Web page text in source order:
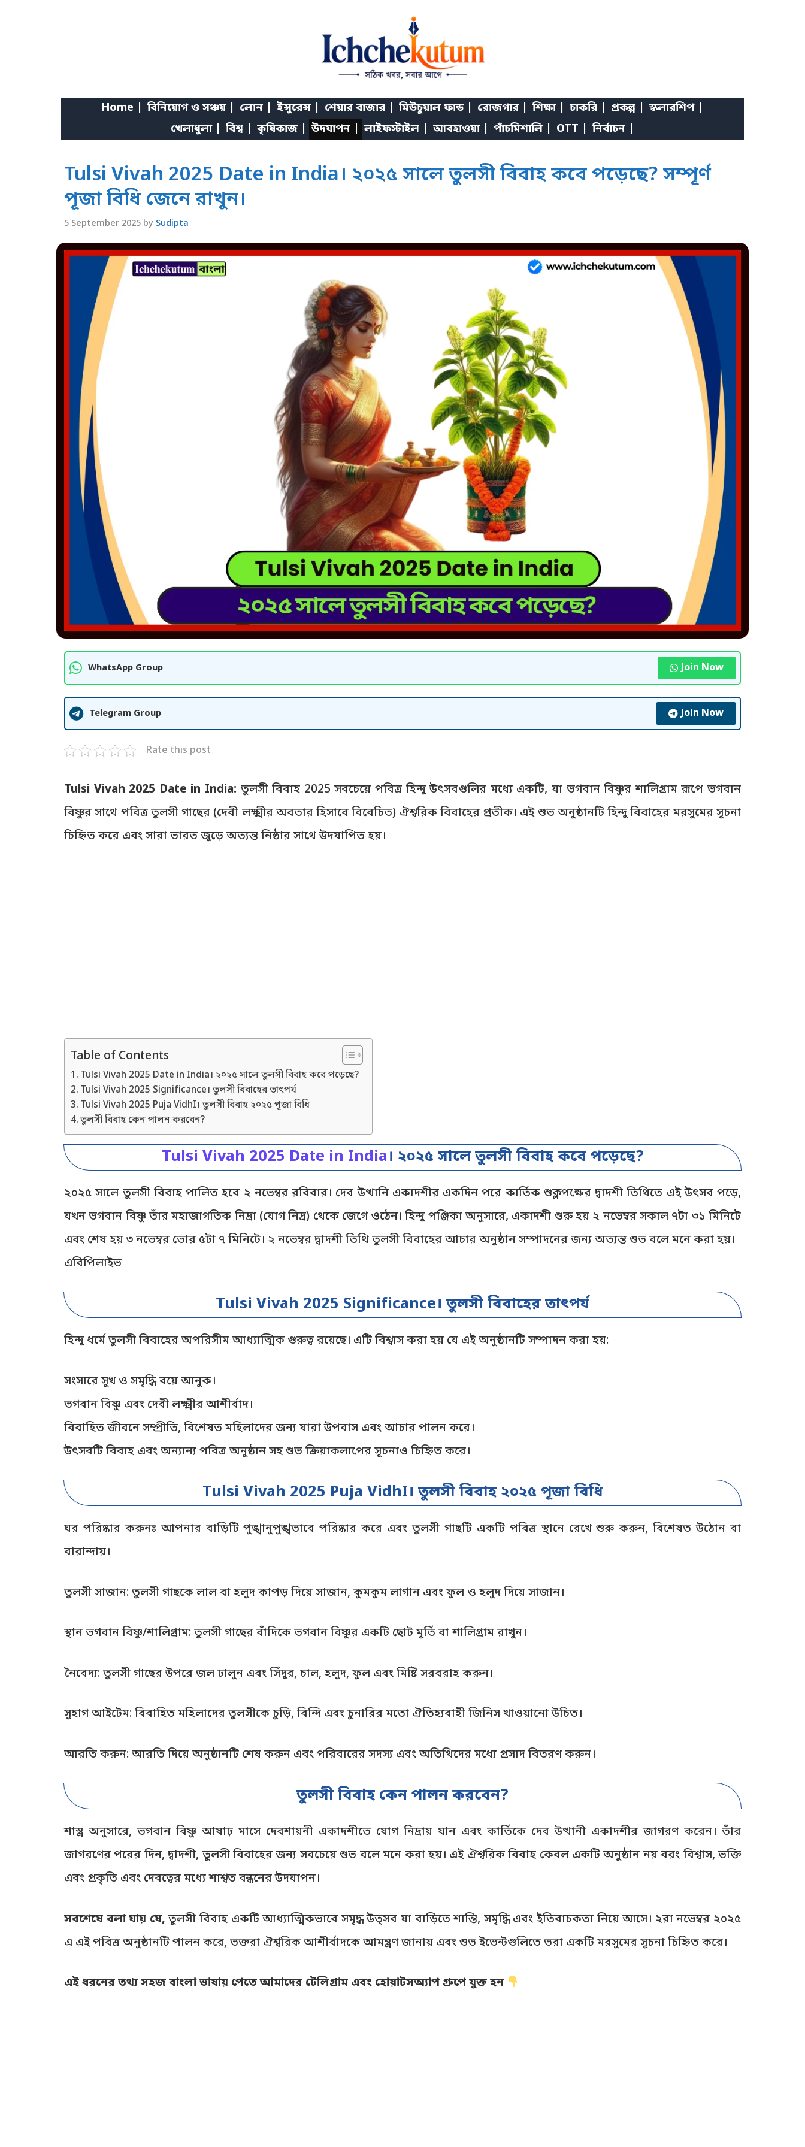
Home | বিনিয়োগ ও সঞ্চয় | লোন | ইন্সুরেন্স | শেয়ার বাজার | মিউচুয়াল ফান্ড | রোজগার | শিক্ষা | চাকরি | প্রকল্প |
স্কলারশিপ |
খেলাধুলা |
বিশ্ব | কৃষিকাজ | উদযাপন | লাইফস্টাইল | আবহাওয়া | পাঁচমিশালি | OTT | নির্বাচন |
Tulsi Vivah 2025 Date in India। ২০২৫ সালে তুলসী বিবাহ কবে পড়েছে? সম্পূর্ণ
পূজা বিধি জেনে রাখুন।
5 September 2025 by Sudipta
WhatsApp Group Join Now
Telegram Group Join Now
Rate this post
Tulsi Vivah 2025 Date in India: তুলসী বিবাহ 2025 সবচেয়ে পবিত্র হিন্দু উৎসবগুলির মধ্যে একটি, যা ভগবান বিষ্ণুর শালিগ্রাম রূপে ভগবান
বিষ্ণুর সাথে পবিত্র তুলসী গাছের (দেবী লক্ষ্মীর অবতার হিসাবে বিবেচিত) ঐশ্বরিক বিবাহের প্রতীক। এই শুভ অনুষ্ঠানটি হিন্দু বিবাহের মরসুমের সূচনা
চিহ্নিত করে এবং সারা ভারত জুড়ে অত্যন্ত নিষ্ঠার সাথে উদযাপিত হয়।
Table of Contents
Tulsi Vivah 2025 Date in India। ২০২৫ সালে তুলসী বিবাহ কবে পড়েছে?
Tulsi Vivah 2025 Significance। তুলসী বিবাহের তাৎপর্য
Tulsi Vivah 2025 Puja VidhI। তুলসী বিবাহ ২০২৫ পূজা বিধি
তুলসী বিবাহ কেন পালন করবেন?
Tulsi Vivah 2025 Date in India। ২০২৫ সালে তুলসী বিবাহ কবে পড়েছে?
২০২৫ সালে তুলসী বিবাহ পালিত হবে ২ নভেম্বর রবিবার। দেব উত্থানি একাদশীর একদিন পরে কার্তিক শুক্লপক্ষের দ্বাদশী তিথিতে এই উৎসব পড়ে,
যখন ভগবান বিষ্ণু তাঁর মহাজাগতিক নিদ্রা (যোগ নিদ্র) থেকে জেগে ওঠেন। হিন্দু পঞ্জিকা অনুসারে, একাদশী শুরু হয় ২ নভেম্বর সকাল ৭টা ৩১ মিনিটে
এবং শেষ হয় ৩ নভেম্বর ভোর ৫টা ৭ মিনিটে। ২ নভেম্বর দ্বাদশী তিথি তুলসী বিবাহের আচার অনুষ্ঠান সম্পাদনের জন্য অত্যন্ত শুভ বলে মনে করা হয়।
এবিপিলাইভ
Tulsi Vivah 2025 Significance। তুলসী বিবাহের তাৎপর্য
হিন্দু ধর্মে তুলসী বিবাহের অপরিসীম আধ্যাত্মিক গুরুত্ব রয়েছে। এটি বিশ্বাস করা হয় যে এই অনুষ্ঠানটি সম্পাদন করা হয়:
সংসারে সুখ ও সমৃদ্ধি বয়ে আনুক।
ভগবান বিষ্ণু এবং দেবী লক্ষ্মীর আশীর্বাদ।
বিবাহিত জীবনে সম্প্রীতি, বিশেষত মহিলাদের জন্য যারা উপবাস এবং আচার পালন করে।
উৎসবটি বিবাহ এবং অন্যান্য পবিত্র অনুষ্ঠান সহ শুভ ক্রিয়াকলাপের সূচনাও চিহ্নিত করে।
Tulsi Vivah 2025 Puja VidhI। তুলসী বিবাহ ২০২৫ পূজা বিধি
ঘর পরিষ্কার করুনঃ আপনার বাড়িটি পুঙ্খানুপুঙ্খভাবে পরিষ্কার করে এবং তুলসী গাছটি একটি পবিত্র স্থানে রেখে শুরু করুন, বিশেষত উঠোন বা
বারান্দায়।
তুলসী সাজান: তুলসী গাছকে লাল বা হলুদ কাপড় দিয়ে সাজান, কুমকুম লাগান এবং ফুল ও হলুদ দিয়ে সাজান।
স্থান ভগবান বিষ্ণু/শালিগ্রাম: তুলসী গাছের বাঁদিকে ভগবান বিষ্ণুর একটি ছোট মূর্তি বা শালিগ্রাম রাখুন।
নৈবেদ্য: তুলসী গাছের উপরে জল ঢালুন এবং সিঁদুর, চাল, হলুদ, ফুল এবং মিষ্টি সরবরাহ করুন।
সুহাগ আইটেম: বিবাহিত মহিলাদের তুলসীকে চুড়ি, বিন্দি এবং চুনারির মতো ঐতিহ্যবাহী জিনিস খাওয়ানো উচিত।
আরতি করুন: আরতি দিয়ে অনুষ্ঠানটি শেষ করুন এবং পরিবারের সদস্য এবং অতিথিদের মধ্যে প্রসাদ বিতরণ করুন।
তুলসী বিবাহ কেন পালন করবেন?
শাস্ত্র অনুসারে, ভগবান বিষ্ণু আষাঢ় মাসে দেবশায়নী একাদশীতে যোগ নিদ্রায় যান এবং কার্তিকে দেব উত্থানী একাদশীর জাগরণ করেন। তাঁর
জাগরণের পরের দিন, দ্বাদশী, তুলসী বিবাহের জন্য সবচেয়ে শুভ বলে মনে করা হয়। এই ঐশ্বরিক বিবাহ কেবল একটি অনুষ্ঠান নয় বরং বিশ্বাস, ভক্তি
এবং প্রকৃতি এবং দেবত্বের মধ্যে শাশ্বত বন্ধনের উদযাপন।
সবশেষে বলা যায় যে,তুলসী বিবাহ একটি আধ্যাত্মিকভাবে সমৃদ্ধ উত্সব যা বাড়িতে শান্তি, সমৃদ্ধি এবং ইতিবাচকতা নিয়ে আসে। ২রা নভেম্বর ২০২৫
এ এই পবিত্র অনুষ্ঠানটি পালন করে, ভক্তরা ঐশ্বরিক আশীর্বাদকে আমন্ত্রণ জানায় এবং শুভ ইভেন্টগুলিতে ভরা একটি মরসুমের সূচনা চিহ্নিত করে।
এই ধরনের তথ্য সহজ বাংলা ভাষায় পেতে আমাদের টেলিগ্রাম এবং হোয়াটসঅ্যাপ গ্রুপে যুক্ত হন